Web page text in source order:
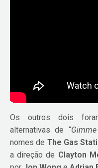
Os outros dois
alternativas de
nomes de The Gas
a direção de Clayton